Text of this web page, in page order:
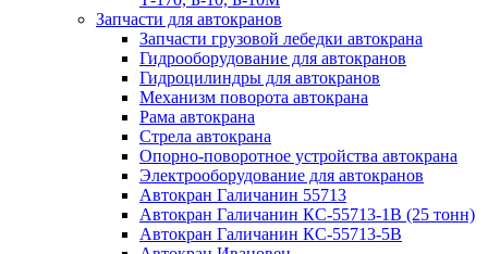
Запчасти для автокранов
Запчасти грузовой лебедки автокрана
Гидрооборудование для автокранов
Гидроцилиндры для автокранов
Механизм поворота автокрана
Рама автокрана
Стрела автокрана
Опорно-поворотное устройства автокрана
Электрооборудование для автокранов
Автокран Галичанин 55713
Автокран Галичанин КС-55713-1В (25 тонн)
Автокран Галичанин КС-55713-5В